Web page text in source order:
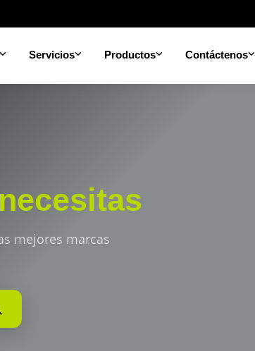
Servicios Productos Contáctenos
necesitas
mejores marcas